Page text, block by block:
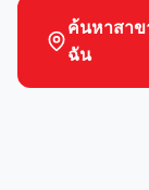
ค้นหาสาข
ฉัน